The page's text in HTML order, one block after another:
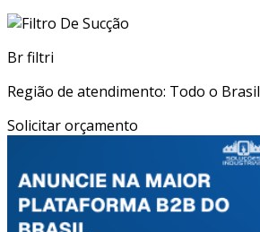
Br filtri
Região de atendimento: Todo o Brasil
Solicitar orçamento